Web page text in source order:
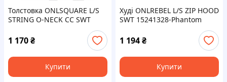
Толстовка ONLSQUARE L/S
STRING O-NECK CC SWT
15234269-Ash Rose ONLY L
Розовий
1 170₴
Купити
Худі ONLREBEL L/S ZIP HOOD
SWT 15241328-Phantom
1 194₴
Купити